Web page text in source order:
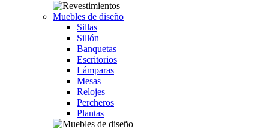
Muebles de diseño
Sillas
Sillón
Banquetas
Escritorios
Lámparas
Mesas
Relojes
Percheros
Plantas